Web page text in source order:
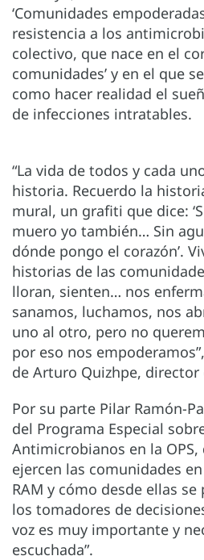
‘Comunidades
resistencia a los
colectivo, que nace en el
comunidades’ y en el que
como hacer realidad el
de infecciones intratables.
“La vida de todos y cada
historia. Recuerdo la
mural, un grafiti que dice:
muero yo también… Sin
dónde pongo el corazón’.
historias de las
lloran, sienten… nos
sanamos, luchamos, nos
uno al otro, pero no
por eso nos
de Arturo Quizhpe, director
Por su parte Pilar Ramón-
del Programa Especial
Antimicrobianos en la
ejercen las comunidades
RAM y cómo desde ellas
los tomadores de
voz es muy importante y
escuchada”.